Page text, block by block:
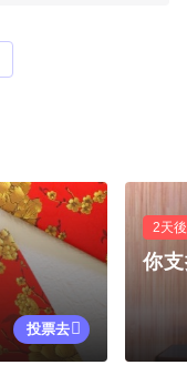
投票去
2天
你